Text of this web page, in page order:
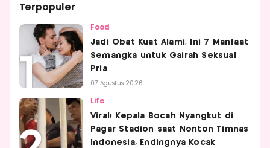
Terpopuler
Food
Jadi Obat Kuat Alami, Ini 7 Manfaat
Semangka untuk Gairah Seksual
Pria
07 Agustus 2026
Life
Viral! Kepala Bocah Nyangkut di
Pagar Stadion saat Nonton Timnas
Indonesia, Endingnya Kocak